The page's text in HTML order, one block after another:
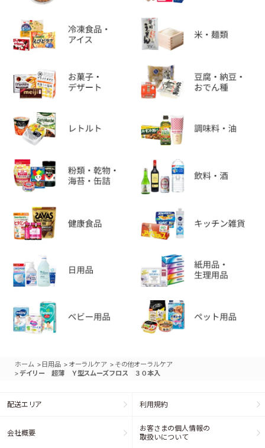
ホーム > 日用品 > オーラルケア > その他オーラルケア
>デイリー 超薄 Ｙ型スムーズフロス ３０本入
配送エリア 利用規約
会社概要
お客さまの個人情報の
取扱いについて